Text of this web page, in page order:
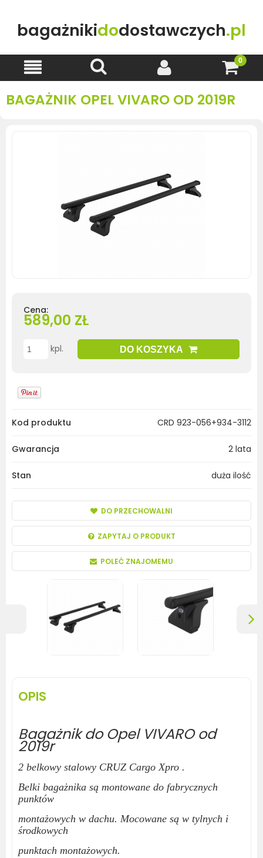
bagażnikidodostawczych.pl
BAGAŻNIK OPEL VIVARO OD 2019R
Kod produktu CRD 923-056+934-3112
Gwarancja 2 lata
Stan duża ilość
DO PRZECHOWALNI
ZAPYTAJ O PRODUKT
POLEĆ ZNAJOMEMU
Cena:
589,00 ZŁ
kpl. DO KOSZYKA
OPIS
Bagażnik do Opel VIVARO od
2019r
2 belkowy stalowy CRUZ Cargo Xpro .
Belki bagażnika są montowane do fabrycznych
punktów
montażowych w dachu. Mocowane są w tylnych i
środkowych
punktach montażowych.